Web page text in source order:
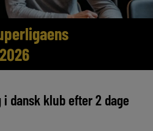
dansk klub efter 2 dage